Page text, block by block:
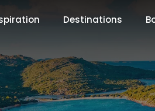
Destinations
📍 Destinations populaires